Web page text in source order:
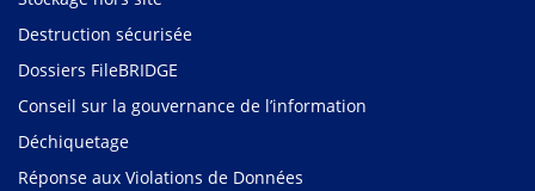
Destruction sécurisée
Dossiers FileBRIDGE
Conseil sur la gouvernance de l’information
Déchiquetage
Réponse aux Violations de Données